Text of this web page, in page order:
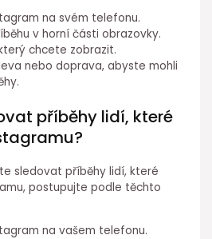
na svém telefonu.
v horní části obrazovky.
chcete zobrazit.
nebo doprava, abyste mohli
příběhy lidí, které
sledovat příběhy lidí, které
postupujte podle těchto
na vašem telefonu.